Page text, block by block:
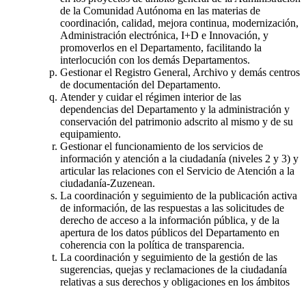
de la Comunidad Autónoma en las materias de
coordinación, calidad, mejora continua, modernización,
Administración electrónica, I+D e Innovación, y
promoverlos en el Departamento, facilitando la
interlocución con los demás Departamentos.
Gestionar el Registro General, Archivo y demás centros
de documentación del Departamento.
Atender y cuidar el régimen interior de las
dependencias del Departamento y la administración y
conservación del patrimonio adscrito al mismo y de su
equipamiento.
Gestionar el funcionamiento de los servicios de
información y atención a la ciudadanía (niveles 2 y 3) y
articular las relaciones con el Servicio de Atención a la
ciudadanía-Zuzenean.
La coordinación y seguimiento de la publicación activa
de información, de las respuestas a las solicitudes de
derecho de acceso a la información pública, y de la
apertura de los datos públicos del Departamento en
coherencia con la política de transparencia.
La coordinación y seguimiento de la gestión de las
sugerencias, quejas y reclamaciones de la ciudadanía
relativas a sus derechos y obligaciones en los ámbitos